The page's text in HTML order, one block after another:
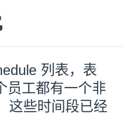
列表，表
员工都有一个非
这些时间段已经